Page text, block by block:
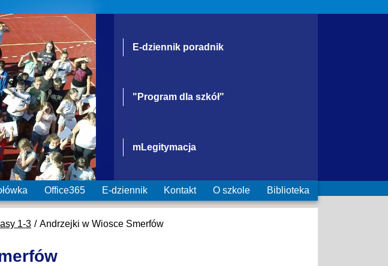
E-dziennik poradnik
"Program dla szkół"
mLegitymacja
Office365 E-dziennik Kontakt O szkole Biblioteka
1-3 Andrzejki w Wiosce Smerfów